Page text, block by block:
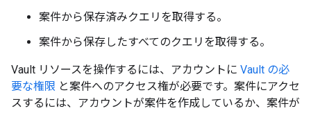
案件から保存済みクエリを取得する。
案件から保存したすべてのクエリを取得する。
Vault リソースを操作するには、アカウントに Vault の必
要な権限 と案件へのアクセス権が必要です。案件にアクセ
スするには、アカウントが案件を作成しているか、案件が